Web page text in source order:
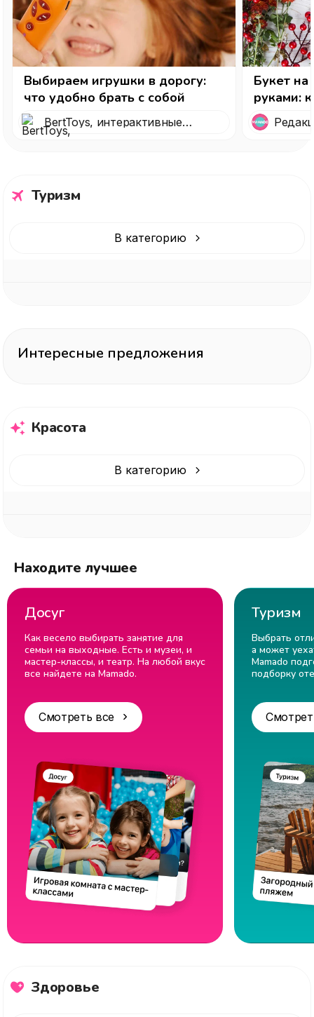
Выбираем игрушки в дорогу:
что удобно брать с собой
BertToys, интерактивные
игрушки для детей от 0 до 7
Букет на
руками:
Туризм
В категорию
Интересные предложения
Красота
В категорию
Находите лучшее
Досуг
Как весело выбирать занятие для
семьи на выходные. Есть и музеи, и
мастер-классы, и театр. На любой вкус
все найдете на Mamado.
Смотреть все
Туризм
Выбрать
а может
Mamado
подборку
Здоровье